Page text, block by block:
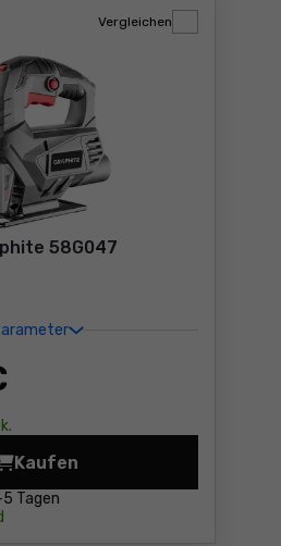
58G047
Vergleichen
Tagen
Kaufen
Stichsäge Graphite